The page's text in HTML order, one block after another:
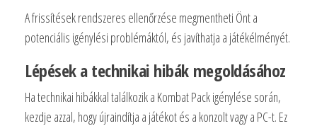
A frissítések rendszeres ellenőrzése megmentheti Önt a
potenciális igénylési problémáktól, és javíthatja a játékélményét.
Lépések a technikai hibák megoldásához
Ha technikai hibákkal találkozik a Kombat Pack igénylése során,
kezdje azzal, hogy újraindítja a játékot és a konzolt vagy a PC-t. Ez